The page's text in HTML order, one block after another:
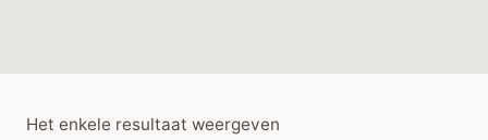
Het enkele resultaat weergeven